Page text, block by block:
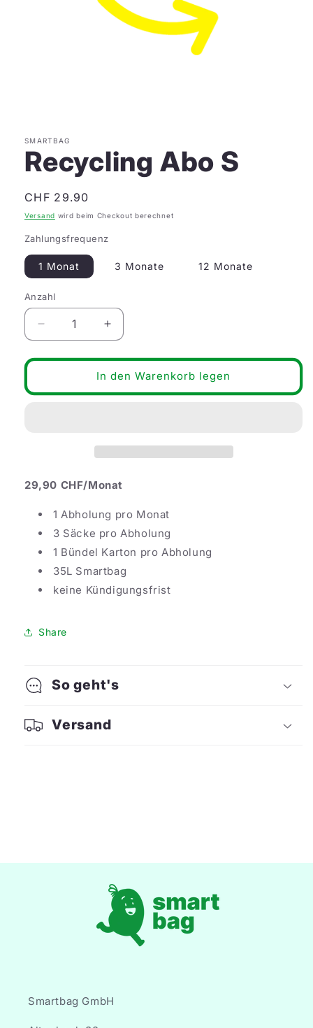
SMARTBAG
Recycling Abo S
Normaler
Preis
CHF 29.90
Versand wird beim Checkout berechnet
Zahlungsfrequenz
1 Monat 3 Monate 12 Monate
Anzahl
Anzahl
Verringere
die
Menge
Erhöhe
die
Menge
für
In den Warenkorb legen
29,90 CHF/Monat
1 Abholung pro Monat
3 Säcke pro Abholung
1 Bündel Karton pro Abholung
35L Smartbag
keine Kündigungsfrist
Share
So geht's
Versand
Smartbag GmbH